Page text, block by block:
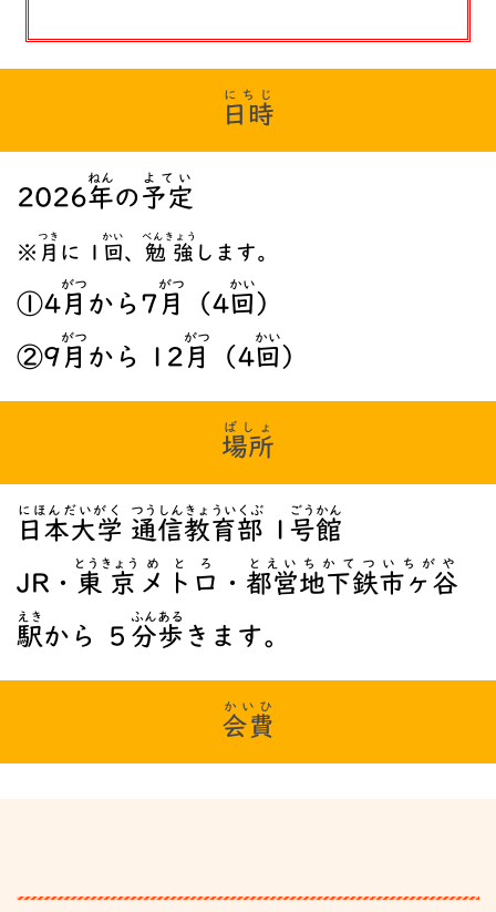
日時
にちじ
2026年
ねん
の予定
よてい
※ 月
つき
に 1 回
かい
、 勉強
べんきょう
します。
①4 月
がつ
から7 月
がつ
（4回
かい
）
②9 月
がつ
から 12 月
がつ
（4回
かい
）
場所
ばしょ
日本大学
にほんだいがく
通信教育部
つうしんきょういくぶ
1 号館
ごうかん
JR・ 東京
とうきょう
メトロ
めとろ
・ 都営
とえい
地下鉄
ちかてつ
市ヶ谷
いちがや
駅
えき
から ５ 分
ふん
歩
ある
きます。
会費
かいひ